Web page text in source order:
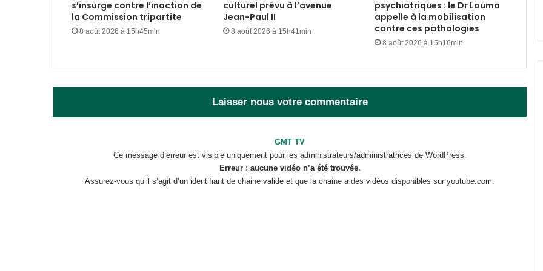
chère de la sous-région ?
VAALCO Energy : un chiffre
d’affaires en hausse de 40 au
2ème trimestre 2026
mégaprojet de Fer de Baniaka
homologue Alassane Dramane
Ouattara
s’insurge contre l’inaction de
la Commission tripartite
8 août 2026 à 15h45min
culturel prévu à l’avenue
Jean-Paul II
8 août 2026 à 15h41min
psychiatriques : le Dr Louma
appelle à la mobilisation
contre ces pathologies
8 août 2026 à 15h16min
Laisser nous votre commentaire
GMT TV
Ce message d’erreur est visible uniquement pour les administrateurs/administratrices de WordPress.
Erreur : aucune vidéo n’a été trouvée.
Assurez-vous qu’il s’agit d’un identifiant de chaine valide et que la chaine a des vidéos disponibles sur youtube.com.